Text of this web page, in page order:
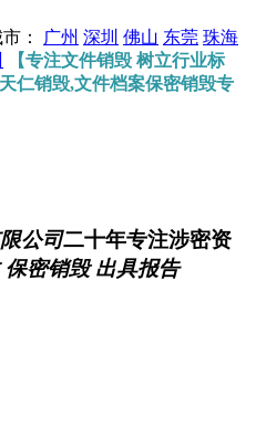
： 广州 深圳 佛山 东莞 珠海
【专注文件销毁 树立行业标
仁销毁,文件档案保密销毁专
公司二十年专注涉密资
保密销毁 出具报告